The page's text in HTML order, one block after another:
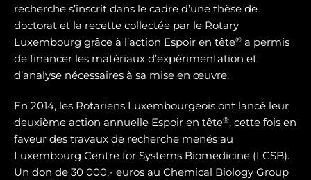
recherche s’inscrit dans le cadre d’une thèse de
doctorat et la recette collectée par le Rotary
Luxembourg grâce à l’action Espoir en tête® a permis
de financer les matériaux d’expérimentation et
d’analyse nécessaires à sa mise en œuvre.
En 2014, les Rotariens Luxembourgeois ont lancé leur
deuxième action annuelle Espoir en tête®, cette fois en
faveur des travaux de recherche menés au
Luxembourg Centre for Systems Biomedicine (LCSB).
Un don de 30 000,- euros au Chemical Biology Group